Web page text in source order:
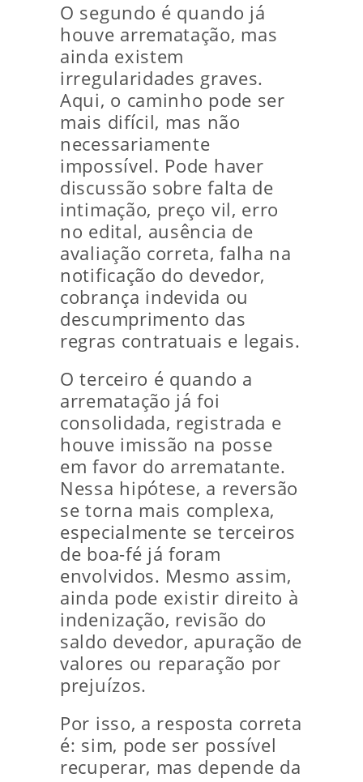
O segundo é quando já
houve arrematação, mas
ainda existem
irregularidades graves.
Aqui, o caminho pode ser
mais difícil, mas não
necessariamente
impossível. Pode haver
discussão sobre falta de
intimação, preço vil, erro
no edital, ausência de
avaliação correta, falha na
notificação do devedor,
cobrança indevida ou
descumprimento das
regras contratuais e legais.
O terceiro é quando a
arrematação já foi
consolidada, registrada e
houve imissão na posse
em favor do arrematante.
Nessa hipótese, a reversão
se torna mais complexa,
especialmente se terceiros
de boa-fé já foram
envolvidos. Mesmo assim,
ainda pode existir direito à
indenização, revisão do
saldo devedor, apuração de
valores ou reparação por
prejuízos.
Por isso, a resposta correta
é: sim, pode ser possível
recuperar, mas depende da